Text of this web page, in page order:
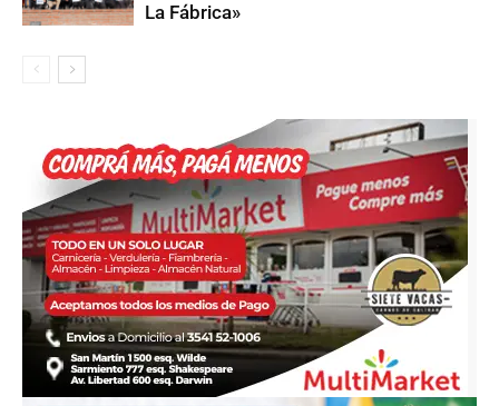
La Fábrica»